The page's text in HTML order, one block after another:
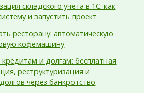
складского учета в 1С: как
и запустить проект
ресторану: автоматическую
кофемашину
и долгам: бесплатная
реструктуризация и
через банкротство